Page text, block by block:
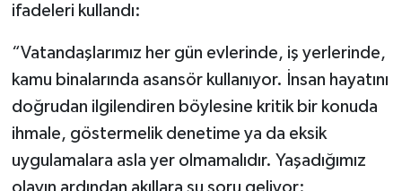
ifadeleri kullandı:
“Vatandaşlarımız her gün evlerinde, iş yerlerinde,
kamu binalarında asansör kullanıyor. İnsan hayatını
doğrudan ilgilendiren böylesine kritik bir konuda
ihmale, göstermelik denetime ya da eksik
uygulamalara asla yer olmamalıdır. Yaşadığımız
olayın ardından akıllara şu soru geliyor: